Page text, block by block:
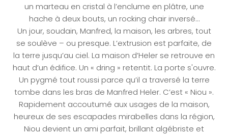
un marteau en cristal à l’enclume en plâtre, une
hache à deux bouts, un rocking chair inversé…
Un jour, soudain, Manfred, la maison, les arbres, tout
se soulève – ou presque. L’extrusion est parfaite, de
la terre jusqu’au ciel. La maison d’Heler se retrouve en
haut d’un édifice. Un « dring » retentit. La porte s'ouvre.
Un pygmé tout roussi parce qu’il a traversé la terre
tombe dans les bras de Manfred Heler. C’est « Niou ».
Rapidement accoutumé aux usages de la maison,
heureux de ses escapades mirabelles dans la région,
Niou devient un ami parfait, brillant algébriste et